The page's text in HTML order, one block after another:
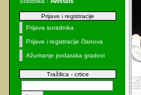
Prijave i registracije
Prijava suradnika
Prijave i registracije članova
Ažuriranje podataka gradovi
Tražilica - crtice